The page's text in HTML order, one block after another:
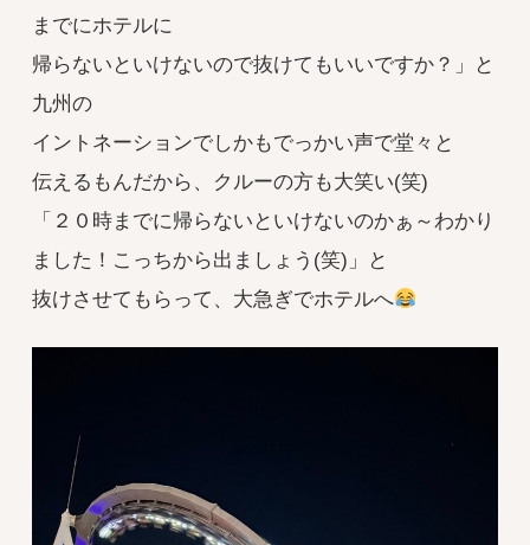
までにホテルに
帰らないといけないので抜けてもいいですか？」と
九州の
イントネーションでしかもでっかい声で堂々と
伝えるもんだから、クルーの方も大笑い(笑)
「２０時までに帰らないといけないのかぁ～わかり
ました！こっちから出ましょう(笑)」と
抜けさせてもらって、大急ぎでホテルへ